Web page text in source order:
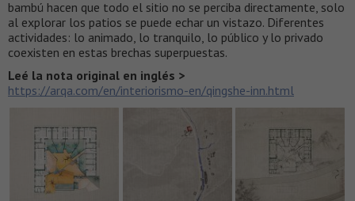
bambú hacen que todo el sitio no se perciba directamente, solo
al explorar los patios se puede echar un vistazo. Diferentes
actividades: lo animado, lo tranquilo, lo público y lo privado
coexisten en estas brechas superpuestas.
Leé la nota original en inglés >
https://arqa.com/en/interiorismo-en/qingshe-inn.html